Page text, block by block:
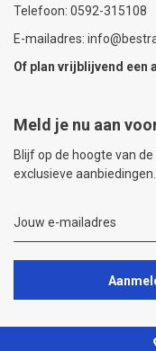
Telefoon: 0592-315108
E-mailadres:
Of plan vrijblijvend een
Meld je nu aan
Blijf op de hoogte van
exclusieve aanbiedingen.